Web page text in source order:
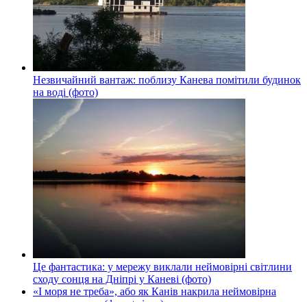
Незвичайний вантаж: поблизу Канева помітили будинок
на воді (фото)
Це фантастика: у мережу виклали неймовірні світлини
сходу сонця на Дніпрі у Каневі (фото)
«І моря не треба», або як Канів накрила неймовірна